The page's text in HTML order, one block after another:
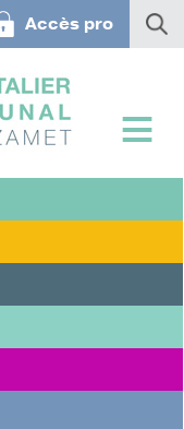
Accès pro